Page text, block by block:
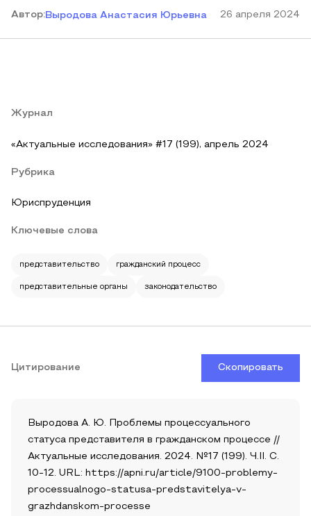
Автор:Выродова Анастасия Юрьевна 26 апреля 2024
Журнал
«Актуальные исследования» #17 (199), апрель 2024
Рубрика
Юриспруденция
Ключевые слова
представительство гражданский процесс
представительные органы законодательство
Цитирование Скопировать
Выродова А. Ю. Проблемы процессуального
статуса представителя в гражданском процессе //
Актуальные исследования. 2024. №17 (199). Ч.II. С.
10-12. URL: https://apni.ru/article/9100-problemy-
processualnogo-statusa-predstavitelya-v-
grazhdanskom-processe